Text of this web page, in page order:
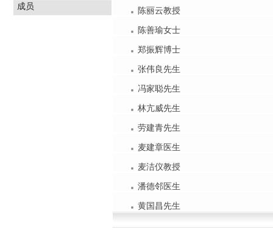
成员
陈丽云教授
陈善瑜女士
郑振辉博士
张伟良先生
冯家聪先生
林亢威先生
劳建青先生
麦建章医生
麦洁仪教授
潘德邻医生
黄国昌先生